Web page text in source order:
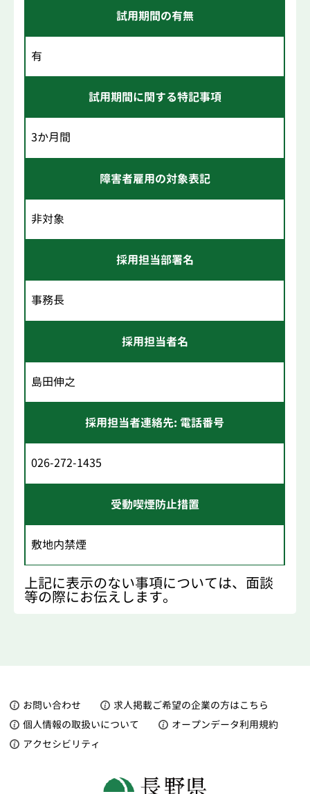
試用期間の有無
有
試用期間に関する特記事項
3か月間
障害者雇用の対象表記
非対象
採用担当部署名
事務長
採用担当者名
島田伸之
採用担当者連絡先: 電話番号
026-272-1435
受動喫煙防止措置
敷地内禁煙
上記に表示のない事項については、面談
等の際にお伝えします。
お問い合わせ
求人掲載ご希望の企業の方はこちら
個人情報の取扱いについて
オープンデータ利用規約
アクセシビリティ